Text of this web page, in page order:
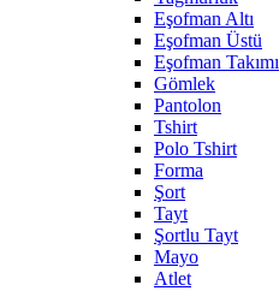
Eşofman Altı
Eşofman Üstü
Eşofman Takımı
Gömlek
Pantolon
Tshirt
Polo Tshirt
Forma
Şort
Tayt
Şortlu Tayt
Mayo
Atlet